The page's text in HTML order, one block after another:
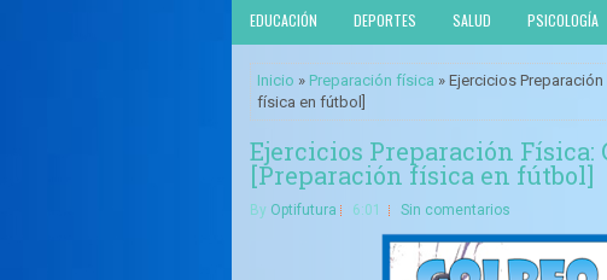
EDUCACIÓN DEPORTES SALUD PSICOLOGÍA
Inicio » Preparación física » Ejercicios
física en fútbol]
Ejercicios Preparación Física:
[Preparación física en fútbol]
By Optifutura 6:01 Sin comentarios